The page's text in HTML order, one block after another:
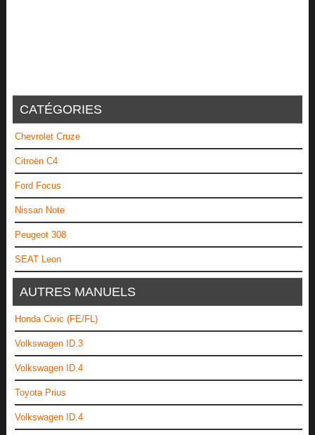
CATÉGORIES
Chevrolet Cruze
Citroën C4
Ford Focus
Nissan Note
Peugeot 308
SEAT Leon
AUTRES MANUELS
Honda Civic (FE/FL)
Volkswagen ID.3
Volkswagen ID.4
Toyota Prius
Volkswagen ID.4